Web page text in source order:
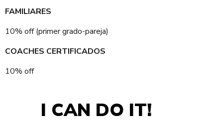
FAMILIARES
10% off (primer grado-pareja)
COACHES CERTIFICADOS
10% off
I CAN DO IT!